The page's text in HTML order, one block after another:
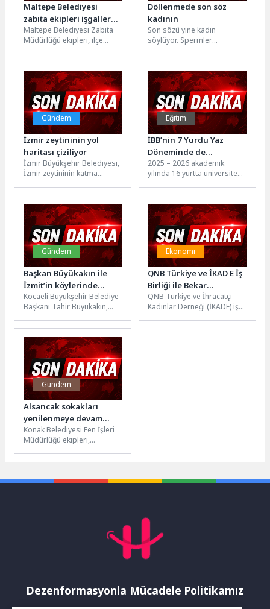
Maltepe Belediyesi
zabıta ekipleri işgallere
karşı sahada
Maltepe Belediyesi Zabıta
Müdürlüğü ekipleri, ilçe
huzuru, güvenliği ve rahat
yürüyebilmesi adına
kaldırım...
Döllenmede son söz
kadının
Son sözü yine kadın
söylüyor. Spermler
yarışa dursunlar, yarışı kimin
kazanacağına kadının...
Gündem
İzmir zeytininin yol
haritası çiziliyor
İzmir Büyükşehir Belediyesi,
İzmir zeytininin katma
ve uluslararası alanda hak
ettiği değere...
Eğitim
İBB’nin 7 Yurdu Yaz
Döneminde de
Öğrencilerin Hizmetinde
2025 – 2026 akademik
yılında 16 yurtta üniversite
Yurtları, bu yaz döneminde...
Gündem
Başkan Büyükakın ile
İzmit’in köylerinde
sımsıcak görüntüler
Kocaeli Büyükşehir Belediye
Başkanı Tahir Büyükakın,
gelenlerini ve hastaları
ziyaret etti....
Ekonomi
QNB Türkiye ve İKAD E İş
Birliği ile Bekar
Annelerin Ekonomik
Güçlenme Yolculuğunda
İlk Adım Atıldı
QNB Türkiye ve İhracatçı
Kadınlar Derneği (İKADE) iş
Gündem
Alsancak sokakları
yenilenmeye devam
ediyor
Konak Belediyesi Fen İşleri
Müdürlüğü ekipleri,
daha...
Dezenformasyonla Mücadele Politikamız